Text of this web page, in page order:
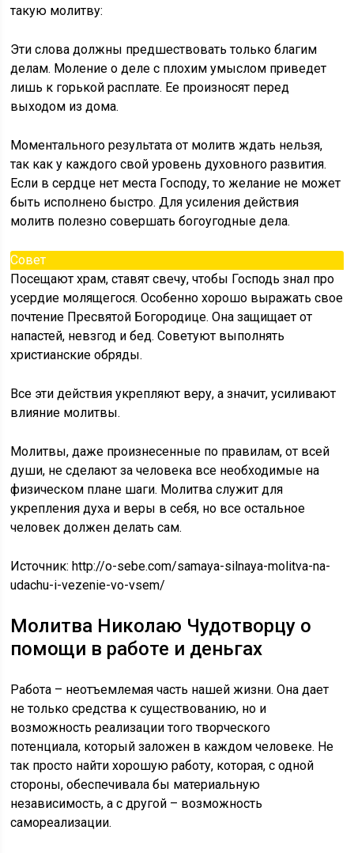
такую молитву:
Эти слова должны предшествовать только благим
делам. Моление о деле с плохим умыслом приведет
лишь к горькой расплате. Ее произносят перед
выходом из дома.
Моментального результата от молитв ждать нельзя,
так как у каждого свой уровень духовного развития.
Если в сердце нет места Господу, то желание не может
быть исполнено быстро. Для усиления действия
молитв полезно совершать богоугодные дела.
Совет
Посещают храм, ставят свечу, чтобы Господь знал про
усердие молящегося. Особенно хорошо выражать свое
почтение Пресвятой Богородице. Она защищает от
напастей, невзгод и бед. Советуют выполнять
христианские обряды.
Все эти действия укрепляют веру, а значит, усиливают
влияние молитвы.
Молитвы, даже произнесенные по правилам, от всей
души, не сделают за человека все необходимые на
физическом плане шаги. Молитва служит для
укрепления духа и веры в себя, но все остальное
человек должен делать сам.
Источник:http://o-sebe.com/samaya-silnaya-molitva-na-
udachu-i-vezenie-vo-vsem/
Молитва Николаю Чудотворцу о
помощи в работе и деньгах
Работа – неотъемлемая часть нашей жизни. Она дает
не только средства к существованию, но и
возможность реализации того творческого
потенциала, который заложен в каждом человеке. Не
так просто найти хорошую работу, которая, с одной
стороны, обеспечивала бы материальную
независимость, а с другой – возможность
самореализации.